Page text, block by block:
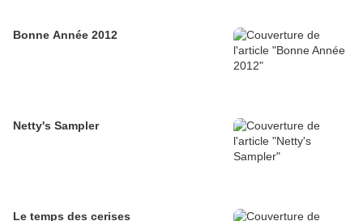
Bonne Année 2012
Netty's Sampler
Le temps des cerises